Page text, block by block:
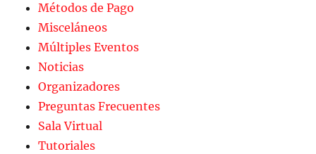
Métodos de Pago
Misceláneos
Múltiples Eventos
Noticias
Organizadores
Preguntas Frecuentes
Sala Virtual
Tutoriales